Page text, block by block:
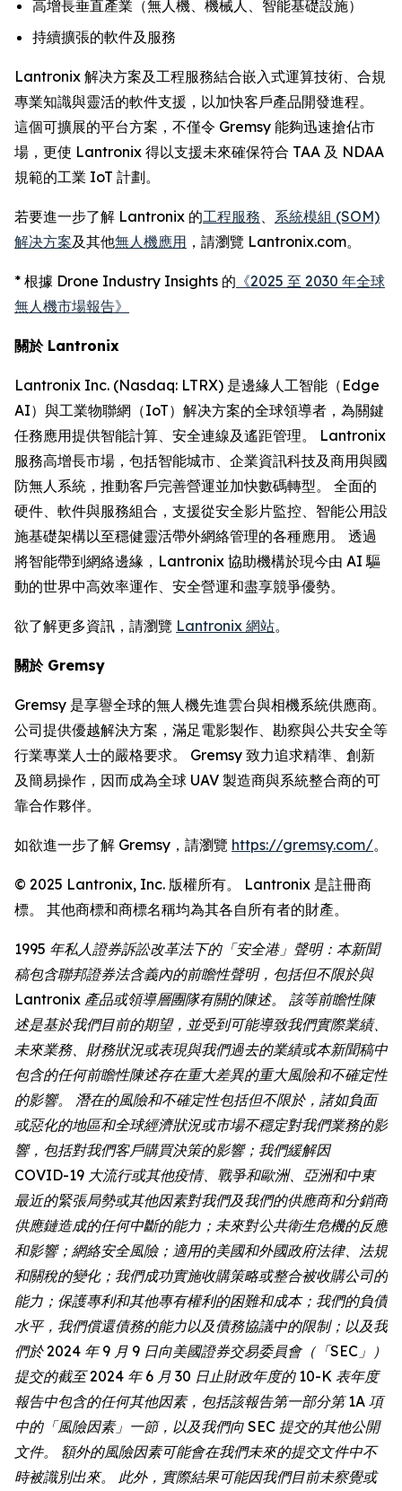
高增長垂直產業（無人機、機械人、智能基礎設施）
持續擴張的軟件及服務
Lantronix 解决方案及工程服務結合嵌入式運算技術、合規
專業知識與靈活的軟件支援，以加快客戶產品開發進程。
這個可擴展的平台方案，不僅令 Gremsy 能夠迅速搶佔市
場，更使 Lantronix 得以支援未來確保符合 TAA 及 NDAA
規範的工業 IoT 計劃。
若要進一步了解 Lantronix 的工程服務
系統模組 (SOM)
解决方案及其他無人機應用 ，請瀏覽 Lantronix.com。
* 根據 Drone Industry Insights 的 《2025 至 2030 年全球
無人機市場報告》
關於 Lantronix
Lantronix Inc. (Nasdaq: LTRX) 是邊緣人工智能（Edge
AI）與工業物聯網（IoT）解决方案的全球領導者，為關鍵
任務應用提供智能計算、安全連線及遙距管理。 Lantronix
服務高增長市場，包括智能城市、企業資訊科技及商用與國
防無人系統，推動客戶完善營運並加快數碼轉型。 全面的
硬件、軟件與服務組合，支援從安全影片監控、智能公用設
施基礎架構以至穩健靈活帶外網絡管理的各種應用。 透過
將智能帶到網絡邊緣，Lantronix 協助機構於現今由 AI 驅
動的世界中高效率運作、安全營運和盡享競爭優勢。
欲了解更多資訊，請瀏覽 Lantronix 網站。
關於 Gremsy
Gremsy 是享譽全球的無人機先進雲台與相機系統供應商。
公司提供優越解決方案，滿足電影製作、勘察與公共安全等
行業專業人士的嚴格要求。 Gremsy 致力追求精準、創新
及簡易操作，因而成為全球 UAV 製造商與系統整合商的可
靠合作夥伴。
如欲進一步了解 Gremsy，請瀏覽 https://gremsy.com/。
© 2025 Lantronix, Inc. 版權所有。 Lantronix 是註冊商
標。 其他商標和商標名稱均為其各自所有者的財產。
1995 年私人證券訴訟改革法下的「安全港」聲明：本新聞
稿包含聯邦證券法含義內的前瞻性聲明，包括但不限於與
Lantronix 產品或領導層團隊有關的陳述。 該等前瞻性陳
述是基於我們目前的期望，並受到可能導致我們實際業績、
未來業務、財務狀況或表現與我們過去的業績或本新聞稿中
包含的任何前瞻性陳述存在重大差異的重大風險和不確定性
的影響。 潛在的風險和不確定性包括但不限於，諸如負面
或惡化的地區和全球經濟狀況或市場不穩定對我們業務的影
響，包括對我們客戶購買決策的影響；我們緩解因
COVID-19 大流行或其他疫情、戰爭和歐洲、亞洲和中東
最近的緊張局勢或其他因素對我們及我們的供應商和分銷商
供應鏈造成的任何中斷的能力；未來對公共衛生危機的反應
和影響；網絡安全風險；適用的美國和外國政府法律、法規
和關稅的變化；我們成功實施收購策略或整合被收購公司的
能力；保護專利和其他專有權利的困難和成本；我們的負債
水平，我們償還債務的能力以及債務協議中的限制；以及我
們於 2024 年 9 月 9 日向美國證券交易委員會（「SEC」）
提交的截至 2024 年 6 月 30 日止財政年度的 10-K 表年度
報告中包含的任何其他因素，包括該報告第一部分第 1A 項
中的「風險因素」一節，以及我們向 SEC 提交的其他公開
文件。 額外的風險因素可能會在我們未來的提交文件中不
時被識別出來。 此外，實際結果可能因我們目前未察覺或